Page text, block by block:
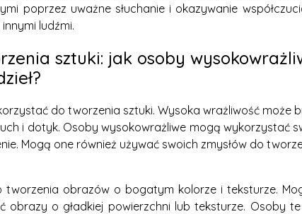
poprzez uważne słuchanie i okazywanie
ludźmi.
sztuki: jak osoby
do tworzenia sztuki. Wysoka wrażliwość może
i dotyk. Osoby wysokowrażliwe mogą wykorzystać
Mogą one również używać swoich zmysłów do
obrazów o bogatym kolorze i teksturze.
o gładkiej powierzchni lub teksturze. Osoby